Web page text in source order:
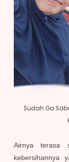
Sudah Ga
Airnya terasa
kebersihannya